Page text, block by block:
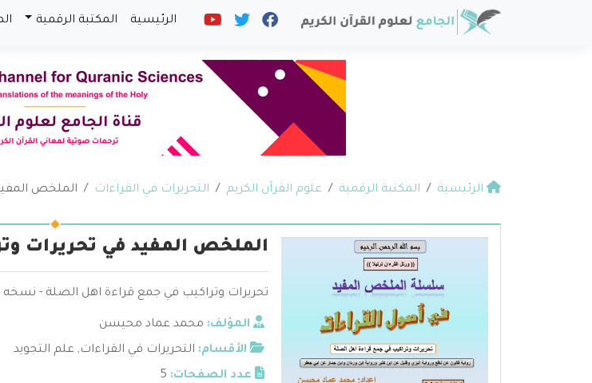
الرئيسية المكتبة الرقمية
الرئيسية المكتبة الرقمية علوم القرآن الكريم التحريرات في القراءات الملخص
الملخص المفيد في تحريرات
تحريرات وتراكيب في جمع قراءة اهل الصلة - نسخه
المؤلف: محمد عماد محيسن
الأقسام: التحريرات في القراءات, علم التجويد
عدد الصفحات: 5